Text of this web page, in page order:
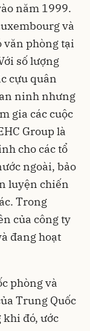
năm 1999.
và
văn phòng tại
số lượng
cựu quân
ninh nhưng
gia các cuộc
Group là
cho các tổ
ngoài, bảo
luyện chiến
Trong
của công ty
đang hoạt
phòng và
Trung Quốc
khi đó, ước